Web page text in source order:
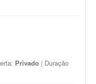
Privado | Duração